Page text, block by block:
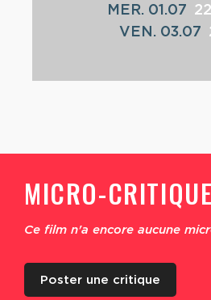
MER. 01.07
VEN. 03.07
MICRO-
Ce film n'a encore aucune
Poster une critique